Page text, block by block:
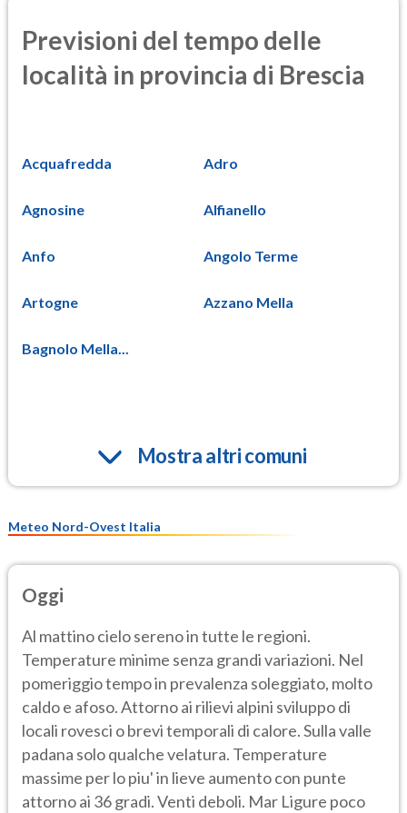
Previsioni del tempo delle
località in provincia di Brescia
Acquafredda Adro
Agnosine Alfianello
Anfo Angolo Terme
Artogne Azzano Mella
Bagnolo Mella...
Mostra altri comuni
Meteo Nord-Ovest Italia
Oggi
Al mattino cielo sereno in tutte le regioni.
Temperature minime senza grandi variazioni. Nel
pomeriggio tempo in prevalenza soleggiato, molto
caldo e afoso. Attorno ai rilievi alpini sviluppo di
locali rovesci o brevi temporali di calore. Sulla valle
padana solo qualche velatura. Temperature
massime per lo piu' in lieve aumento con punte
attorno ai 36 gradi. Venti deboli. Mar Ligure poco